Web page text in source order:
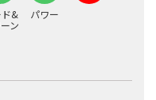
&
ン
パワー